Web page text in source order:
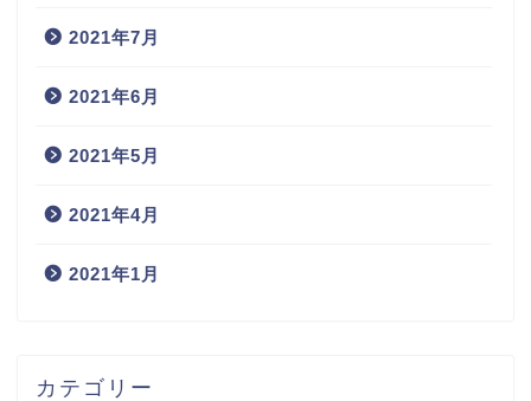
2021年7月
2021年6月
2021年5月
2021年4月
2021年1月
カテゴリー